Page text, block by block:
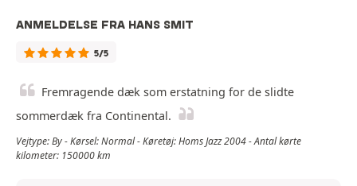
ANMELDELSE FRA HANS SMIT
5/5
Fremragende dæk som erstatning for de slidte
sommerdæk fra Continental.
Vejtype: By - Kørsel: Normal - Køretøj: Homs Jazz 2004 - Antal kørte
kilometer: 150000 km